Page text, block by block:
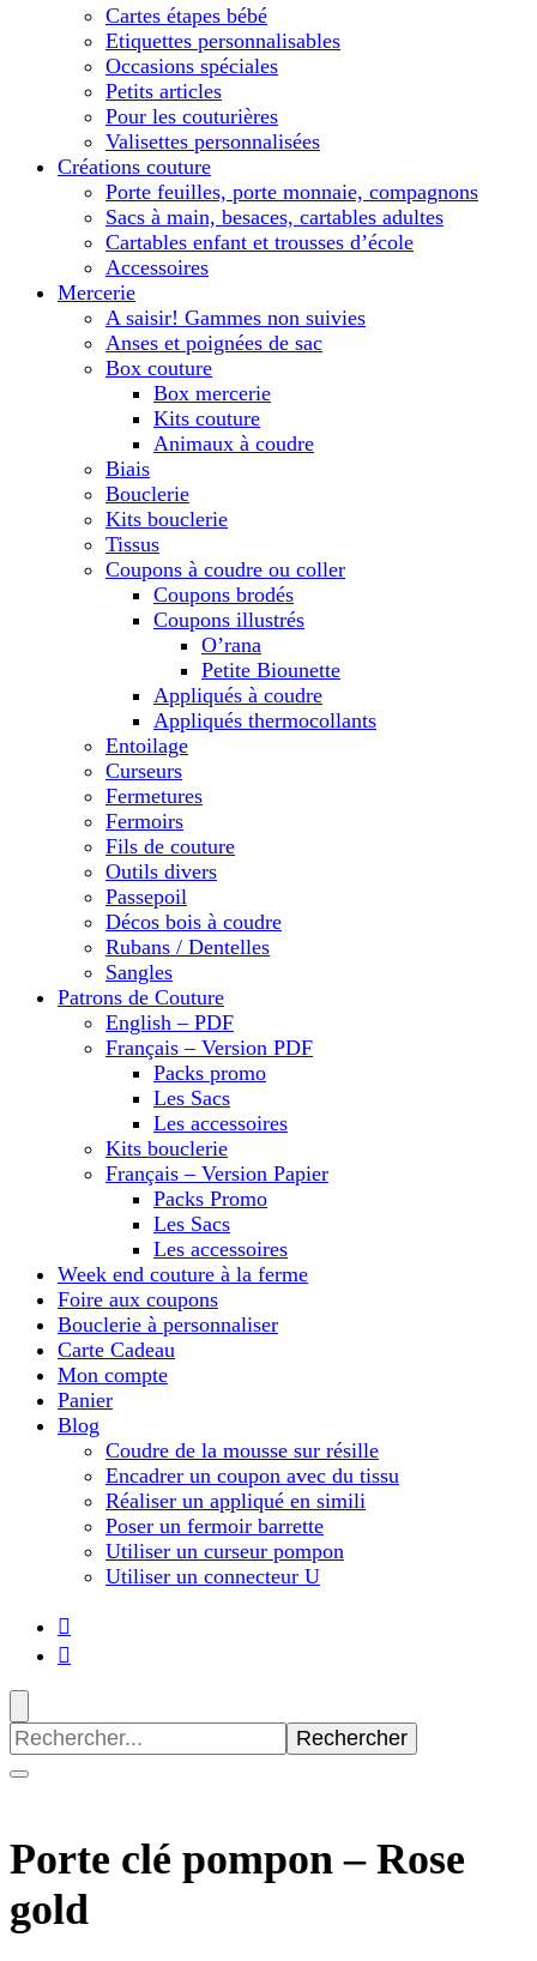
Cartes étapes bébé
Etiquettes personnalisables
Occasions spéciales
Petits articles
Pour les couturières
Valisettes personnalisées
Créations couture
Porte feuilles, porte monnaie, compagnons
Sacs à main, besaces, cartables adultes
Cartables enfant et trousses d’école
Accessoires
Mercerie
A saisir! Gammes non suivies
Anses et poignées de sac
Box couture
Box mercerie
Kits couture
Animaux à coudre
Biais
Bouclerie
Kits bouclerie
Tissus
Coupons à coudre ou coller
Coupons brodés
Coupons illustrés
O’rana
Petite Biounette
Appliqués à coudre
Appliqués thermocollants
Entoilage
Curseurs
Fermetures
Fermoirs
Fils de couture
Outils divers
Passepoil
Décos bois à coudre
Rubans / Dentelles
Sangles
Patrons de Couture
English – PDF
Français – Version PDF
Packs promo
Les Sacs
Les accessoires
Kits bouclerie
Français – Version Papier
Packs Promo
Les Sacs
Les accessoires
Week end couture à la ferme
Foire aux coupons
Bouclerie à personnaliser
Carte Cadeau
Mon compte
Panier
Blog
Coudre de la mousse sur résille
Encadrer un coupon avec du tissu
Réaliser un appliqué en simili
Poser un fermoir barrette
Utiliser un curseur pompon
Utiliser un connecteur U
Recherche
pour
:
Porte clé pompon – Rose
gold